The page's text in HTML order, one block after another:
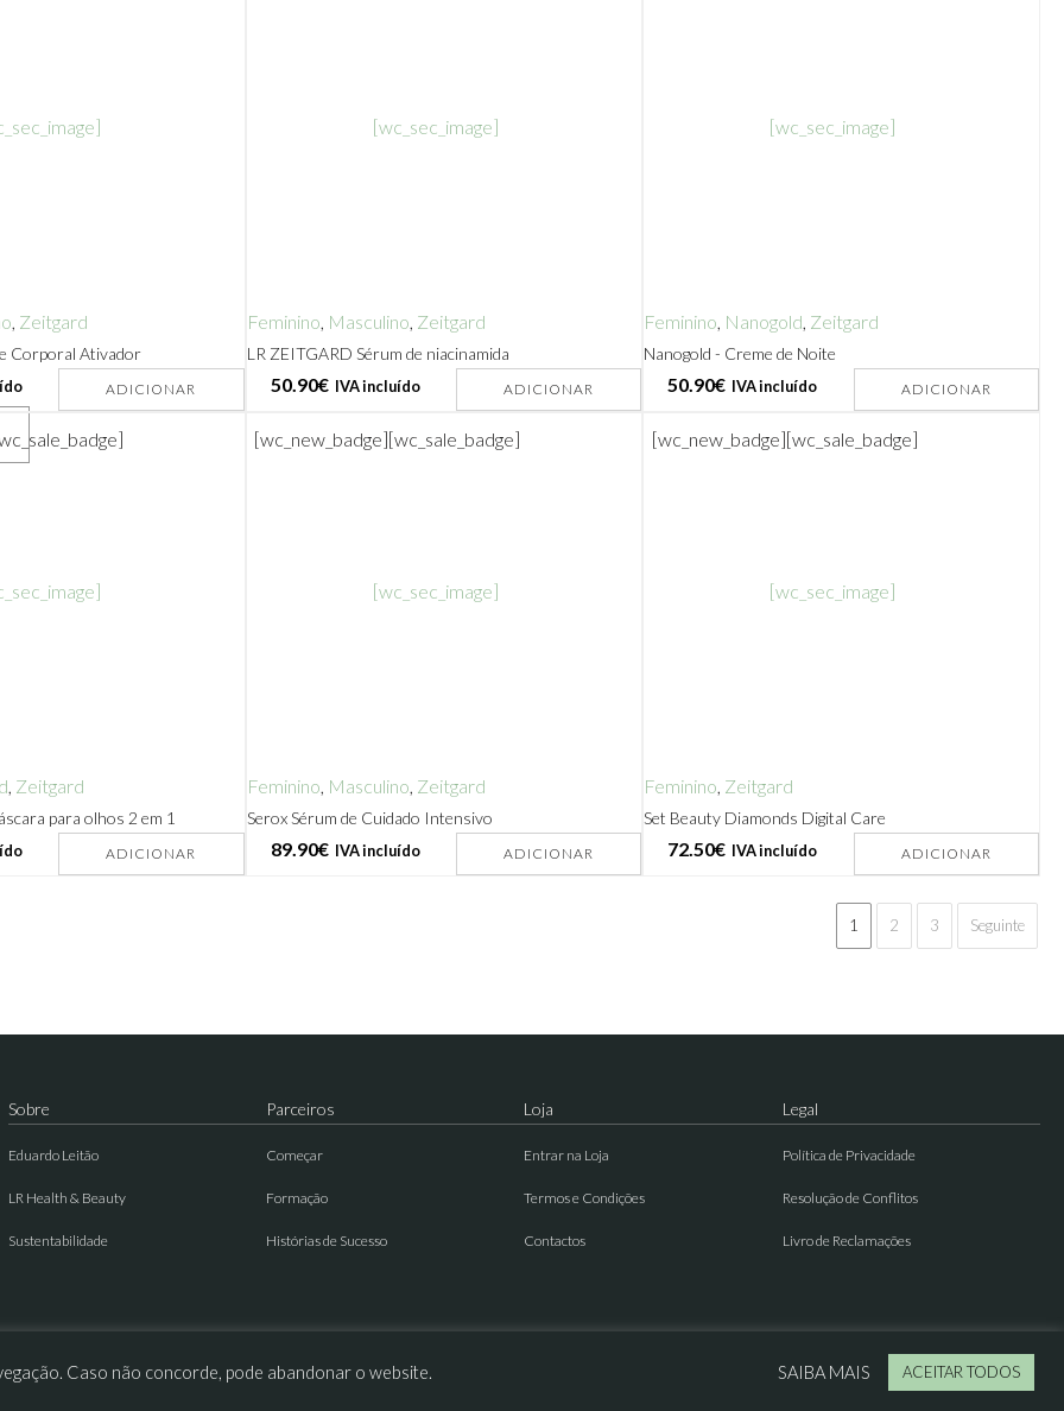
, Zeitgard
Corporal Ativador
ADICIONAR
[wc_sec_image]
Feminino, Masculino, Zeitgard
LR ZEITGARD Sérum de niacinamida
50.90€ IVA incluído ADICIONAR
[wc_sec_image]
Feminino, Nanogold, Zeitgard
Nanogold - Creme de Noite
50.90€ IVA incluído ADICIONAR
, Zeitgard
para olhos 2 em 1
ADICIONAR
[wc_new_badge][wc_sale_badge]
[wc_sec_image]
Feminino, Masculino, Zeitgard
Serox Sérum de Cuidado Intensivo
89.90€ IVA incluído ADICIONAR
[wc_new_badge][wc_sale_badge]
[wc_sec_image]
Feminino, Zeitgard
Set Beauty Diamonds Digital Care
72.50€ IVA incluído ADICIONAR
1 2 3 Seguinte
Sobre
Eduardo Leitão
LR Health & Beauty
Sustentabilidade
Parceiros
Começar
Formação
Histórias de Sucesso
Loja
Entrar na Loja
Termos e Condições
Contactos
Legal
Política de Privacidade
Resolução de Conflitos
Livro de Reclamações
Caso não concorde, pode abandonar o website. SAIBA MAIS ACEITAR TODOS